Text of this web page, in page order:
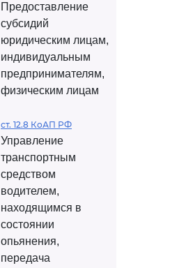
Предоставление
субсидий
юридическим лицам,
индивидуальным
предпринимателям,
физическим лицам
ст. 12.8 КоАП РФ
Управление
транспортным
средством
водителем,
находящимся в
состоянии
опьянения,
передача